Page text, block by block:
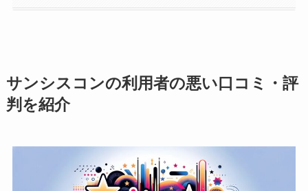
サンシスコンの利用者の悪い口コミ・評
判を紹介